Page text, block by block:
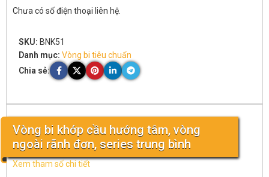
Vòng bi khớp cầu hướng tâm, vòng
ngoài rãnh đơn, series trung bình
Xem tham số chi tiết
Chưa có số điện thoại liên hệ.
SKU: BNK51
Danh mục: Vòng bi tiêu chuẩn
Chia sẻ: